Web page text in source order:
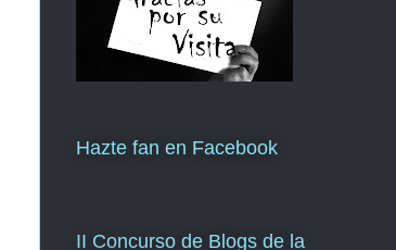
Hazte fan en Facebook
II Concurso de Blogs de la